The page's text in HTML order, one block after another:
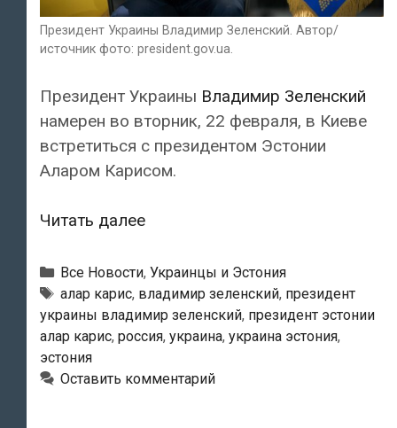
Президент Украины Владимир Зеленский. Автор/
источник фото: president.gov.ua.
Президент Украины Владимир Зеленский
намерен во вторник, 22 февраля, в Киеве
встретиться с президентом Эстонии
Аларом Карисом.
Читать далееПрезидент
Владимир
Зеленский
встретится
22
февраля
Рубрики
Все Новости, Украинцы и Эстония
Метки
алар карис, владимир зеленский, президент
украины владимир зеленский, президент эстонии
алар карис, россия, украина, украина эстония,
эстония
Оставить комментарий